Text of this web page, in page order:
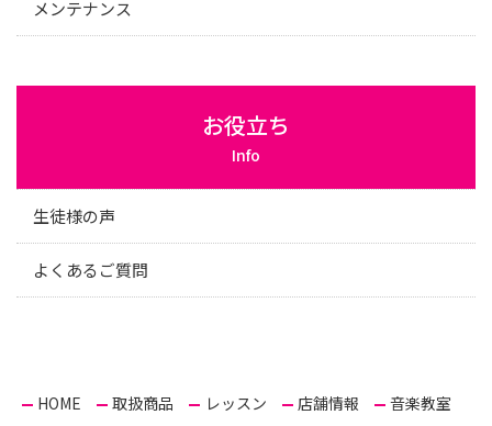
メンテナンス
お役立ち
Info
生徒様の声
よくあるご質問
HOME 取扱商品 レッスン 店舗情報
音楽教室